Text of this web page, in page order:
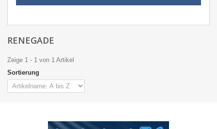
RENEGADE
Zeige 1 - 1 von 1 Artikel
Sortierung